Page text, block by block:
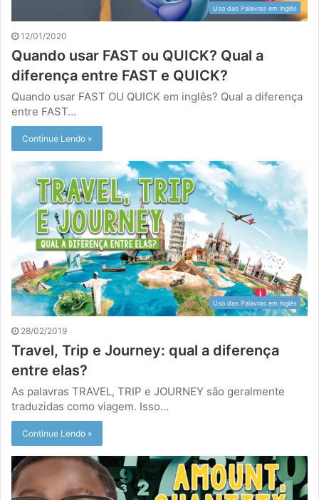
Uso das Palavras em Inglês
12/01/2020
Quando usar FAST ou QUICK? Qual a
diferença entre FAST e QUICK?
Quando usar FAST OU QUICK em inglês? Qual a diferença
entre FAST…
Continue Lendo »
Uso das Palavras em Inglês
28/02/2019
Travel, Trip e Journey: qual a diferença
entre elas?
As palavras TRAVEL, TRIP e JOURNEY são geralmente
traduzidas como viagem. Isso…
Continue Lendo »